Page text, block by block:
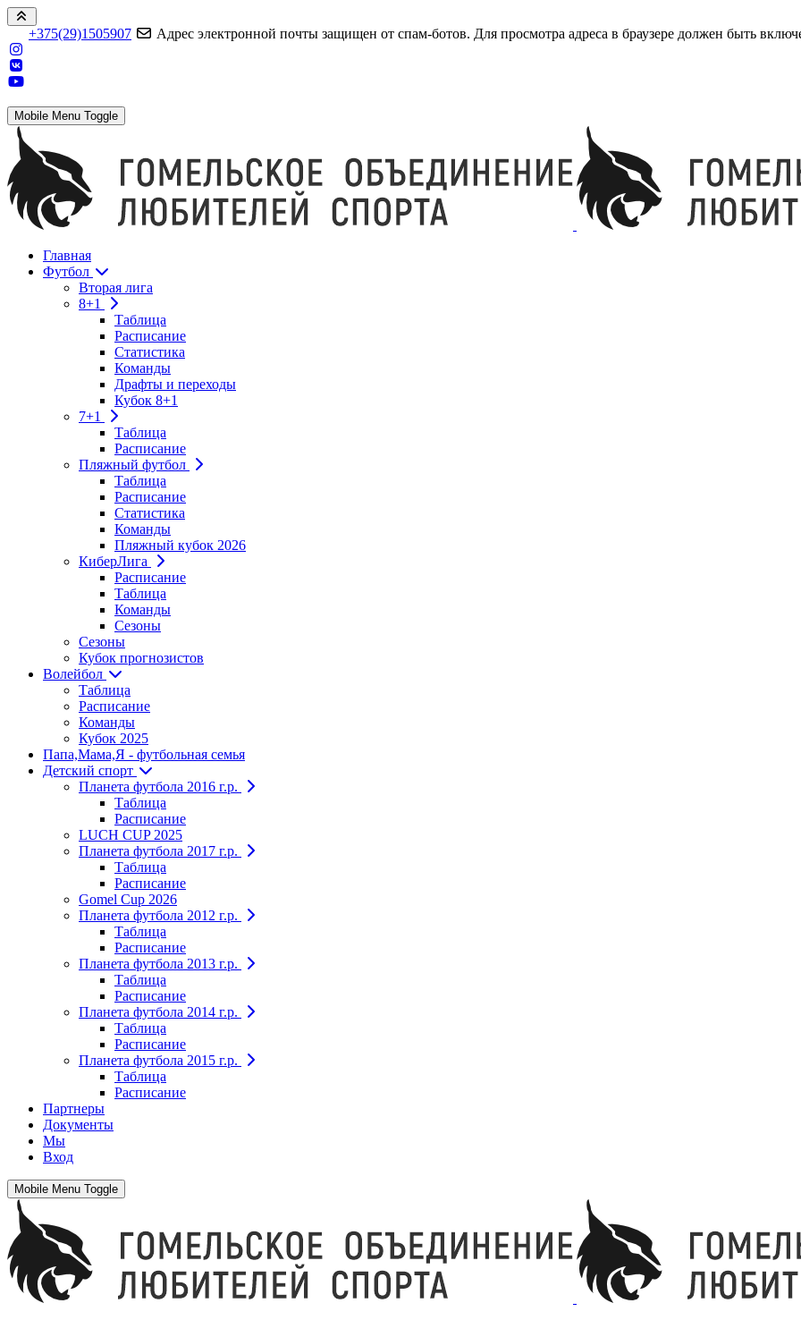
+375(29)1505907 Адрес электронной почты защищен от спам-ботов. Для просмотра адреса в браузере должен быть
Mobile Menu Toggle
Главная
Футбол
Вторая лига
8+1
Таблица
Расписание
Статистика
Команды
Драфты и переходы
Кубок 8+1
7+1
Таблица
Расписание
Пляжный футбол
Таблица
Расписание
Статистика
Команды
Пляжный кубок 2026
КиберЛига
Расписание
Таблица
Команды
Сезоны
Сезоны
Кубок прогнозистов
Волейбол
Таблица
Расписание
Команды
Кубок 2025
Папа,Мама,Я - футбольная семья
Детский спорт
Планета футбола 2016 г.р.
Таблица
Расписание
LUCH CUP 2025
Планета футбола 2017 г.р.
Таблица
Расписание
Gomel Cup 2026
Планета футбола 2012 г.р.
Таблица
Расписание
Планета футбола 2013 г.р.
Таблица
Расписание
Планета футбола 2014 г.р.
Таблица
Расписание
Планета футбола 2015 г.р.
Таблица
Расписание
Партнеры
Документы
Мы
Вход
Mobile Menu Toggle